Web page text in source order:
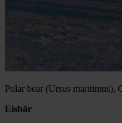
Polar bear (Ursus maritimus),
Eisbär